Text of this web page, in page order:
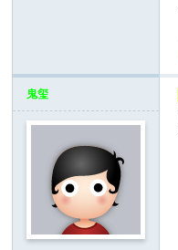
鬼玺